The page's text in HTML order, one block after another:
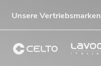
Unsere Vertriebsmarken